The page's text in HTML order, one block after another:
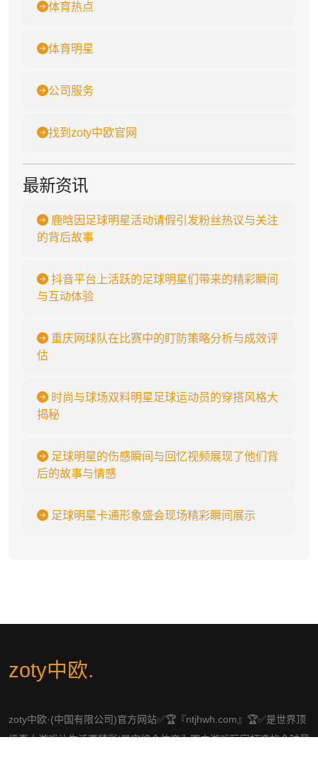
体育热点
体育明星
公司服务
找到zoty中欧官网
最新资讯
鹿晗因足球明星活动请假引发粉丝热议与关注
的背后故事
抖音平台上活跃的足球明星们带来的精彩瞬间
与互动体验
重庆网球队在比赛中的盯防策略分析与成效评
估
时尚与球场双料明星足球运动员的穿搭风格大
揭秘
足球明星的伤感瞬间与回忆视频展现了他们背
后的故事与情感
足球明星卡通形象盛会现场精彩瞬间展示
zoty中欧.
zoty中欧·(中国有限公司)官方网站✅🏆『ntjhwh.com』🏆✅是世界顶
级真人游戏让生活更精彩!星空综合体育为国内游戏玩家打造的全球最